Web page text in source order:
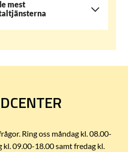
mest
Ring oss måndag kl. 08.00-
09.00-18.00 samt fredag kl.